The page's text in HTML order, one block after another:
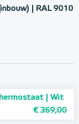
| RAL 9010
| Wit
€ 369,00